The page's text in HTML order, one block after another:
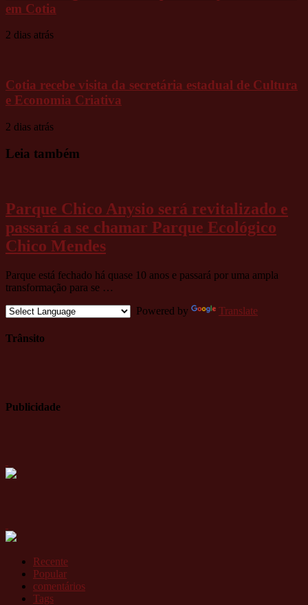
em Cotia
2 dias atrás
Cotia recebe visita da secretária estadual de Cultura
e Economia Criativa
2 dias atrás
Leia também
Parque Chico Anysio será revitalizado e
passará a se chamar Parque Ecológico
Chico Mendes
Parque está fechado há quase 10 anos e passará por uma ampla
transformação para se …
Powered by
Translate
Trânsito
Publicidade
Recente
Popular
comentários
Tags